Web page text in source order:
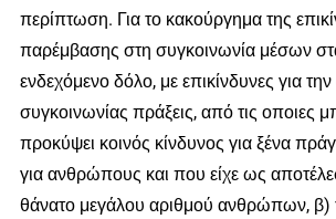
περίπτωση. Για το κακούργημα της
παρέμβασης στη συγκοινωνία μέσων
ενδεχόμενο δόλο, με επικίνδυνες για
συγκοινωνίας πράξεις, από τις οποιες
προκύψει κοινός κίνδυνος για ξένα
για ανθρώπους και που είχε ως
θάνατο μεγάλου αριθμού ανθρώπων, β)